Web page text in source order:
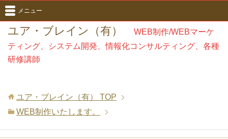
ユア・ブレイン（有）
WEB制作/WEBマーケ
ティング、システム開発、情報化コンサルティング、各種
研修講師
メニュー
ユア・ブレイン（有）
TOP
WEB制作いたします。